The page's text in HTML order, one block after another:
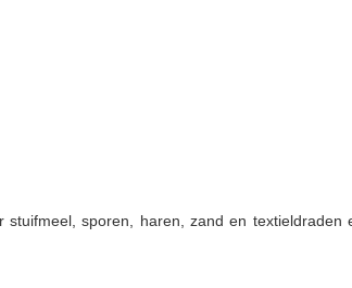
sporen, haren, zand en textieldraden